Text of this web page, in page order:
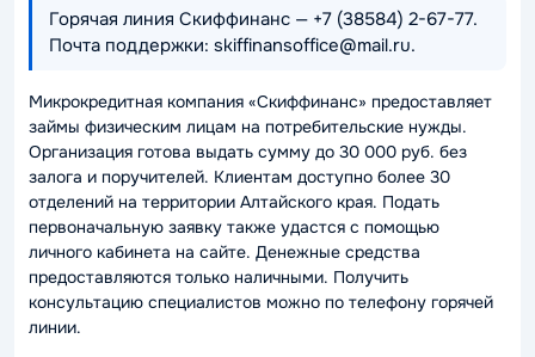
Горячая линия Скиффинанс — +7 (38584) 2-67-77.
Почта поддержки: skiffinansoffice@mail.ru.
Микрокредитная компания «Скиффинанс» предоставляет
займы физическим лицам на потребительские нужды.
Организация готова выдать сумму до 30 000 руб. без
залога и поручителей. Клиентам доступно более 30
отделений на территории Алтайского края. Подать
первоначальную заявку также удастся с помощью
личного кабинета на сайте. Денежные средства
предоставляются только наличными. Получить
консультацию специалистов можно по телефону горячей
линии.